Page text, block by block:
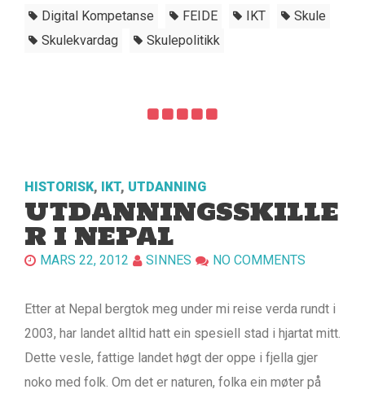
Digital Kompetanse FEIDE IKT
Skule
Skulekvardag
Skulepolitikk
HISTORISK, IKT, UTDANNING
UTDANNINGSSKILLE
R I NEPAL
MARS 22, 2012 SINNES NO COMMENTS
Etter at Nepal bergtok meg under mi reise verda rundt i
2003, har landet alltid hatt ein spesiell stad i hjartat mitt.
Dette vesle, fattige landet høgt der oppe i fjella gjer
noko med folk. Om det er naturen, folka ein møter på